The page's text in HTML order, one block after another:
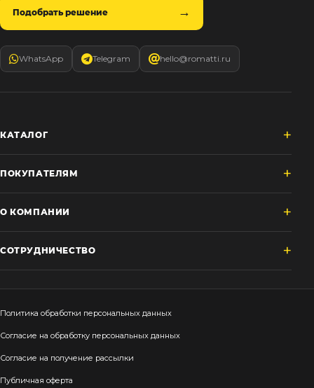
Подобрать решение
WhatsApp Telegram hello@romatti.ru
КАТАЛОГ
ПОКУПАТЕЛЯМ
О КОМПАНИИ
СОТРУДНИЧЕСТВО
Политика обработки персональных данных
Согласие на обработку персональных данных
Согласие на получение рассылки
Публичная оферта